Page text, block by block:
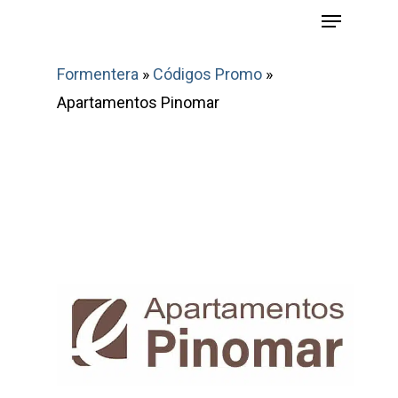
Menu
Formentera » Códigos Promo »
Apartamentos Pinomar